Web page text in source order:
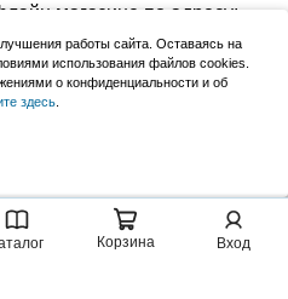
Корзина Вход
магазине по адресу:
шоссе, 8а (по
с 9:00 до 13:00).
в пункте выдачи или
работы сайта. Оставаясь на
использования файлов cookies.
о конфиденциальности и об
здесь